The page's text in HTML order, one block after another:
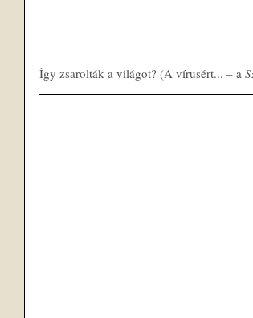
Így zsarolták a világot? (A vírusért... – a